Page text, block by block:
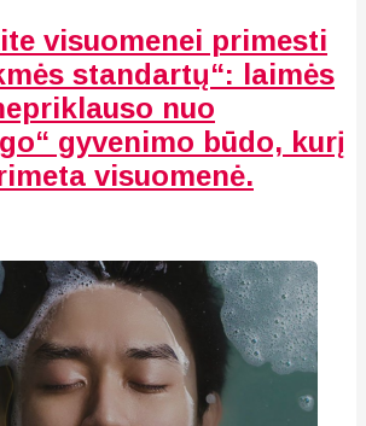
visuomenei primesti
standartų“: laimės
nuo
gyvenimo būdo, kurį
visuomenė.